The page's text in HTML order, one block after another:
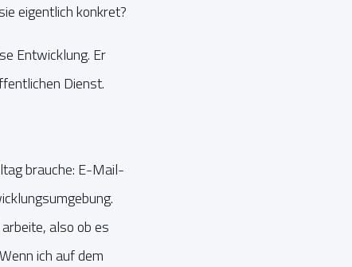
eigentlich konkret?
Entwicklung. Er
Dienst.
brauche: E-Mail-
also ob es
ich auf dem